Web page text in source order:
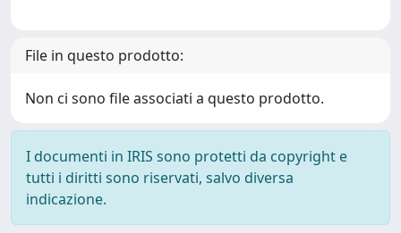
File in questo prodotto:
Non ci sono file associati a questo prodotto.
I documenti in IRIS sono protetti da copyright e
tutti i diritti sono riservati, salvo diversa
indicazione.